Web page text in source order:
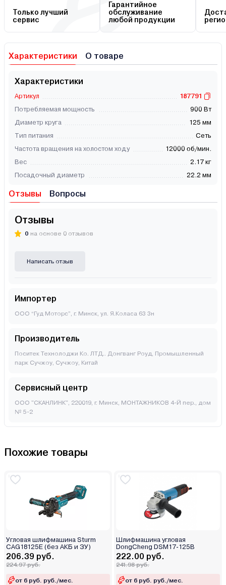
Только лучший
сервис
Гарантийное
обслуживание
любой продукции
Характеристики О товаре
Характеристики
Артикул
187791
Потребляемая мощность
900 Вт
Диаметр круга
125 мм
Тип питания
Сеть
Частота вращения на холостом ходу
12000 об/мин.
Вес
2.17 кг
Посадочный диаметр
22.2 мм
Отзывы Вопросы
Отзывы
0 на основе 0 отзывов
Написать отзыв
Импортер
ООО “Гуд Моторс”, г. Минск, ул. Я.Коласа 63 3н
Производитель
Поситек Технолоджи Ко. ЛТД.. Донгванг Роуд, Промышленный
парк Сучжоу, Сучжоу, Китай
Сервисный центр
ООО "СКАНЛИНК", 220019, г. Минск, МОНТАЖНИКОВ 4-Й пер., дом
№ 5-2
Похожие товары
Угловая шлифмашина Sturm
CAG18125E (без АКБ и ЗУ)
206.39 руб.
224.97 руб.
от 6 руб. руб./мес.
Шлифмашина угловая
DongCheng DSM17-125B
222.00 руб.
241.98 руб.
от 6 руб. руб./мес.